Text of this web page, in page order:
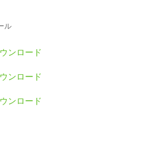
ル
ンロード
ンロード
ンロード